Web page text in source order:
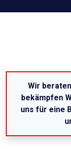
Wir
bekämpfen
uns für eine